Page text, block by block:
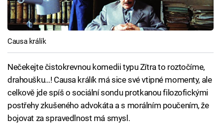
Causa králík
Nečekejte čistokrevnou komedii typu Zítra to roztočíme,
drahoušku…! Causa králík má sice své vtipné momenty, ale
celkově jde spíš o sociální sondu protkanou filozofickými
postřehy zkušeného advokáta a s morálním poučením, že
bojovat za spravedlnost má smysl.